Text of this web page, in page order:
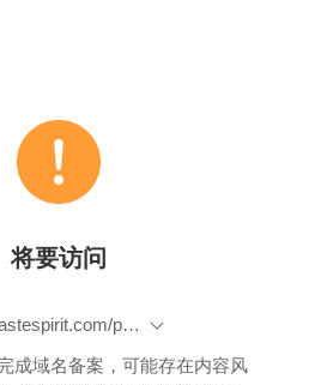
将要访问
http://tastespirit.com/p/587.html
成域名备案，可能存在内容风